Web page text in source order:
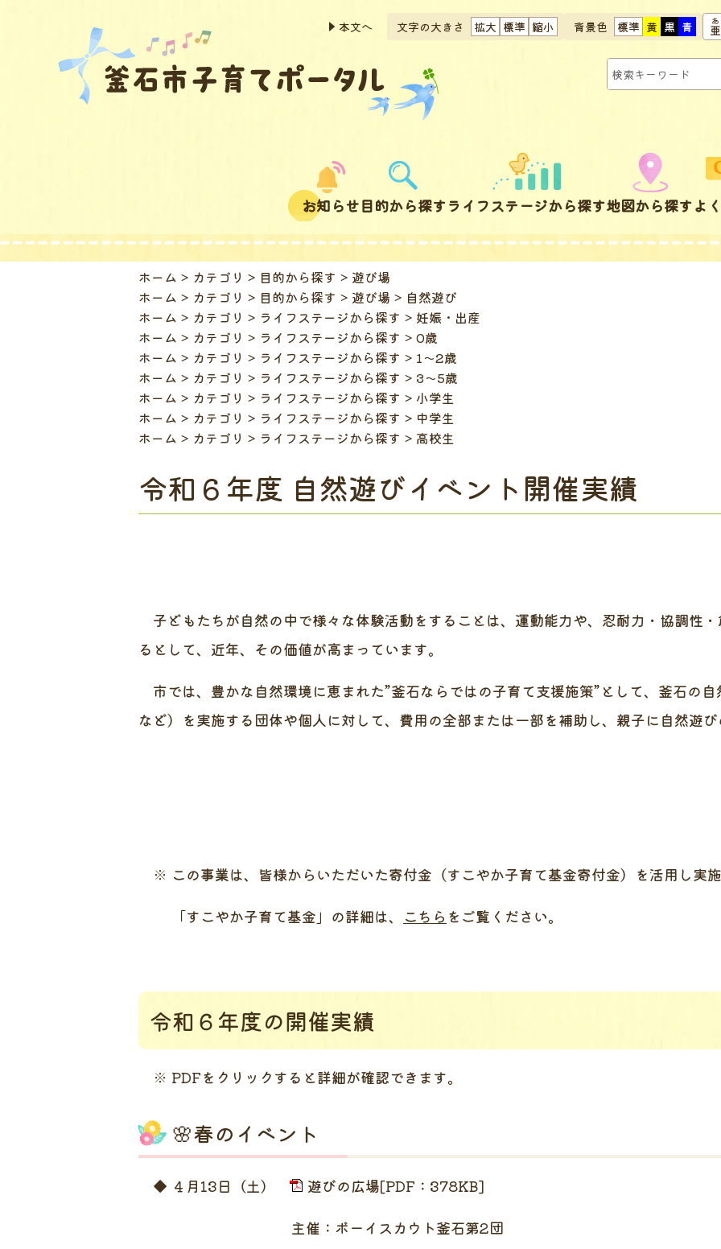
本文へ 文字の大きさ 拡大 標準 縮小 背景色 標準 黄 黒 青
お知らせ目的から探すライフステージから探す地図から探すよ
ホーム カテゴリ 目的から探す
遊び場
ホーム
カテゴリ 目的から探す 遊び場
自然遊び
ホーム
カテゴリ ライフステージから探す
妊娠・出産
ホーム
カテゴリ ライフステージから探す
0歳
ホーム
カテゴリ ライフステージから探す
1～2歳
ホーム
カテゴリ ライフステージから探す
3～5歳
ホーム
カテゴリ ライフステージから探す
小学生
ホーム
カテゴリ ライフステージから探す
中学生
ホーム
カテゴリ ライフステージから探す 高校生
令和６年度 自然遊びイベント開催実績
子どもたちが自然の中で様々な体験活動をすることは、運動能力や、忍耐力・協調性
るとして、近年、その価値が高まっています。
市では、豊かな自然環境に恵まれた”釜石ならではの子育て支援施策”として、釜石の
など）を実施する団体や個人に対して、費用の全部または一部を補助し、親子に自然遊
※ この事業は、皆様からいただいた寄付金（すこやか子育て基金寄付金）を活用し実
「すこやか子育て基金」の詳細は、
こちら をご覧ください。
令和６年度の開催実績
※ PDFをクリックすると詳細が確認できます。
🌸春のイベント
◆ ４月13日（土）
遊びの広場[PDF：378KB]
主催：ボーイスカウト釜石第2団